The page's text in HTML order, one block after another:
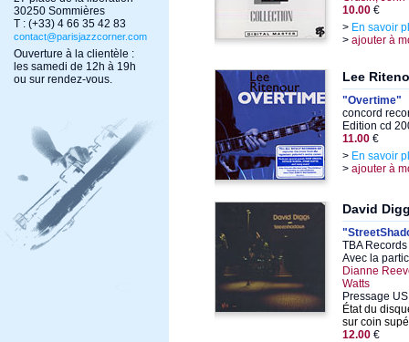
30250 Sommières
T : (+33) 4 66 35 42 83
contact@parisjazzcorner.com
Ouverture à la clientèle :
les samedi de 12h à 19h
ou sur rendez-vous.
10.00 €
> En savoir
> ajouter à
Lee
"Overtime"
concord
Edition cd
11.00 €
> En savoir
> ajouter à
David
TBA
Avec la
Dianne
Watts
Pressage
État du
sur coin
12.00 €